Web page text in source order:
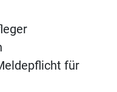
für